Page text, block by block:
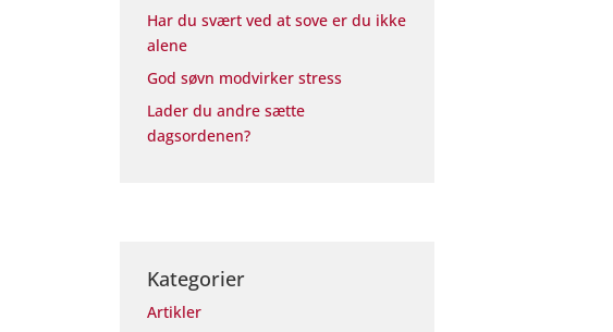
Har du svært ved at sove er du ikke
alene
God søvn modvirker stress
Lader du andre sætte
dagsordenen?
Kategorier
Artikler